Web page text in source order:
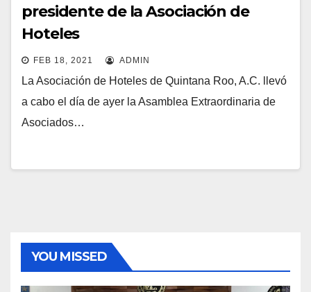
presidente de la Asociación de
Hoteles
FEB 18, 2021 ADMIN
La Asociación de Hoteles de Quintana Roo, A.C. llevó
a cabo el día de ayer la Asamblea Extraordinaria de
Asociados…
YOU MISSED